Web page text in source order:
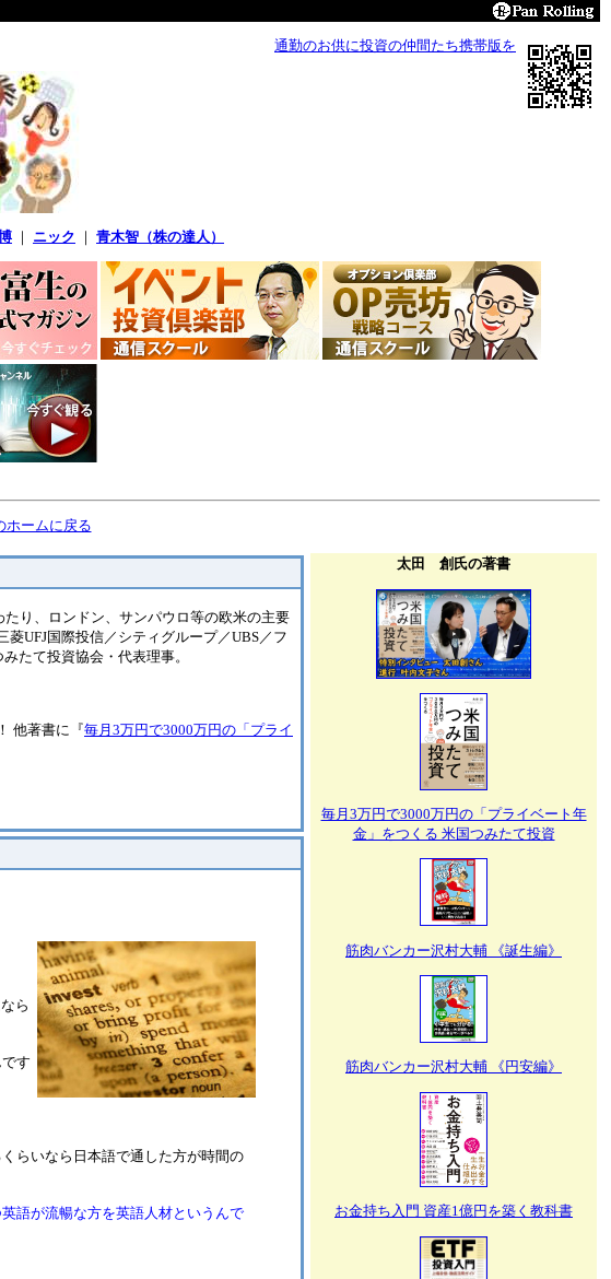
通勤のお供に投資の仲間たち携帯版を
｜ ニック ｜ 青木智（株の達人）
ホームに戻る
り、ロンドン、サンパウロ等の欧米の主要
UFJ国際投信／シティグループ／UBS／フ
たて投資協会・代表理事。
他著書に『毎月3万円で3000万円の「プライ
ら
す
らいなら日本語で通した方が時間の
語が流暢な方を英語人材というんで
太田 創氏の著書
毎月3万円で3000万円の「プライベート年
金」をつくる 米国つみたて投資
筋肉バンカー沢村大輔 《誕生編》
筋肉バンカー沢村大輔 《円安編》
お金持ち入門 資産1億円を築く教科書